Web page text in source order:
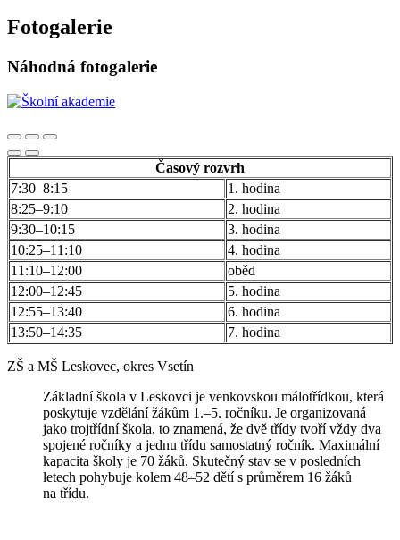
Fotogalerie
Náhodná fotogalerie
Časový rozvrh
7:30–8:15
1. hodina
8:25–9:10
2. hodina
9:30–10:15
3. hodina
10:25–11:10
4. hodina
11:10–12:00
oběd
12:00–12:45
5. hodina
12:55–13:40
6. hodina
13:50–14:35
7. hodina
ZŠ a MŠ Leskovec, okres Vsetín
Základní škola v Leskovci je venkovskou málotřídkou, která
poskytuje vzdělání žákům 1.–5. ročníku. Je organizovaná
jako trojtřídní škola, to znamená, že dvě třídy tvoří vždy dva
spojené ročníky a jednu třídu samostatný ročník. Maximální
kapacita školy je 70 žáků. Skutečný stav se v posledních
letech pohybuje kolem 48–52 dětí s průměrem 16 žáků
na třídu.